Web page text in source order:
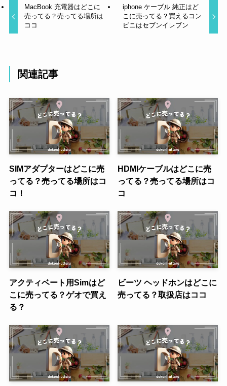
MacBook 充電器はどこに
売ってる？売ってる場所は
ココ
iphone ケーブル 純正はど
こに売ってる？買えるコン
ビニはセブンイレブン
関連記事
SIMアダプターはどこに売
ってる？売ってる場所はコ
コ！
HDMIケーブルはどこに売
ってる？売ってる場所はコ
コ
アクティベート用Simはど
こに売ってる？ゲオで買え
る？
ビーツ ヘッドホンはどこに
売ってる？取扱店はココ